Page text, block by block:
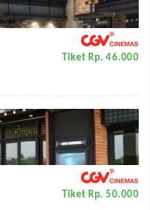
Tiket Rp. 46.000
Tiket Rp. 50.000